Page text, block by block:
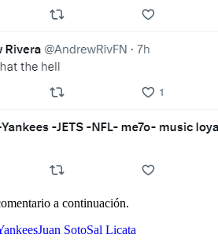
a continuación.
Juan SotoSal Licata